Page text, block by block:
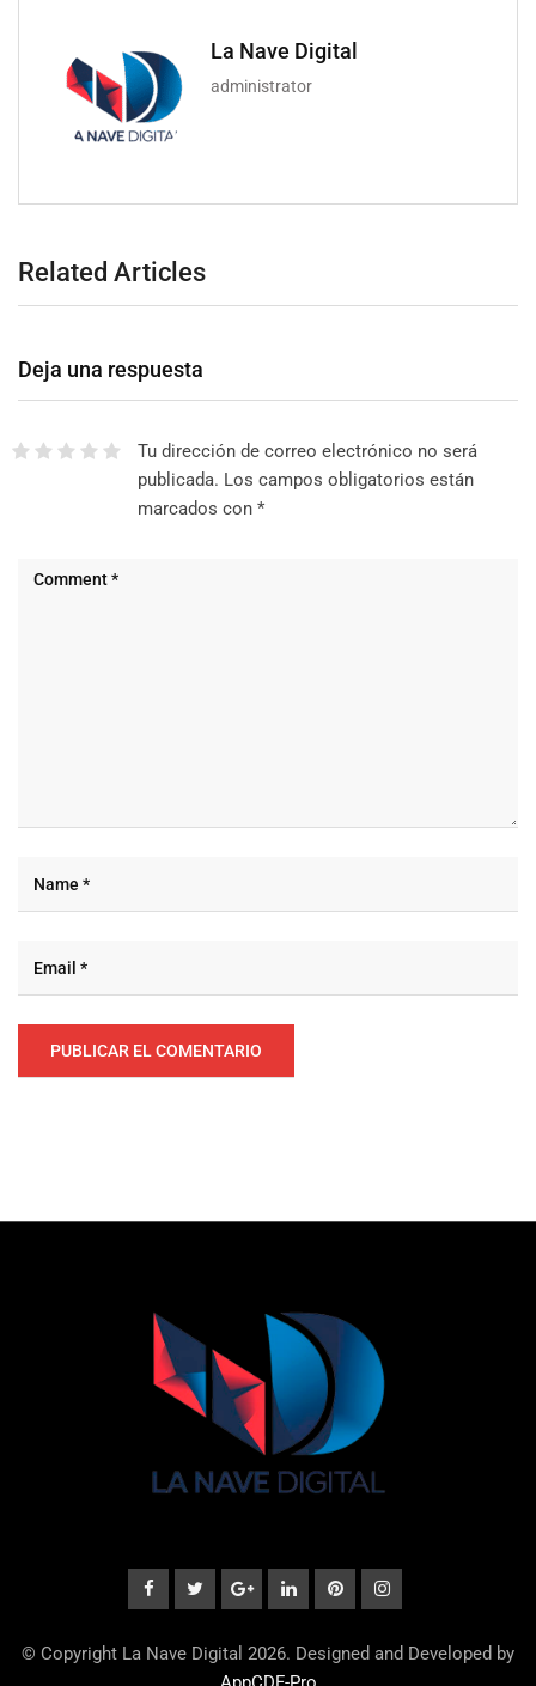
La Nave Digital
administrator
Related Articles
Deja una respuesta
Tu dirección de correo electrónico no será
publicada. Los campos obligatorios están
marcados con *
© Copyright La Nave Digital 2026. Designed and Developed by